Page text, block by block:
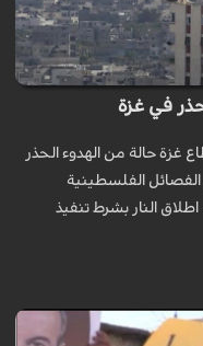
في غزة
غزة حالة من الهدوء الحذر
الفصائل الفلسطينية
النار بشرط تنفيذ